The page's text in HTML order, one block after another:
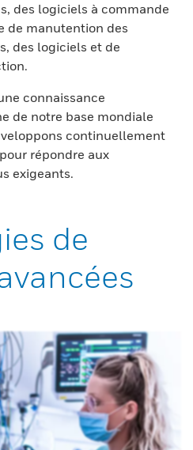
des logiciels à commande
de manutention des
des logiciels et de
connaissance
de notre base mondiale
continuellement
répondre aux
exigeants.
de